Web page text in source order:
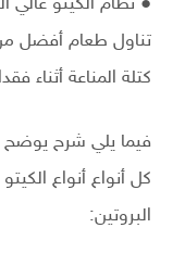
تناول طعام أفضل
كتلة المناعة أثناء
فيما يلي شرح يوضح
كل أنواع أنواع
البروتين: